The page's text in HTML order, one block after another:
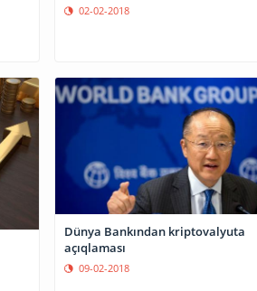
02-02-2018
Dünya Bankından kriptovalyuta
açıqlaması
09-02-2018